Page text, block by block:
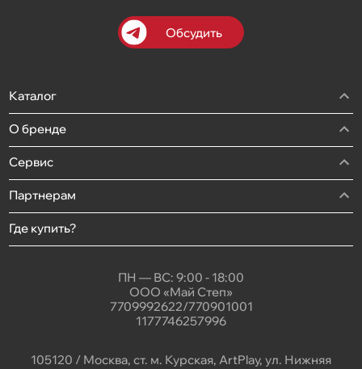
Обсудить
Каталог
О бренде
Сервис
Партнерам
Где купить?
ПН — ВС: 9:00 - 18:00
ООО «Май Степ»
7709992622/770901001
1177746257996
105120 / Москва, ст. м. Курская, ArtPlay, ул. Нижняя